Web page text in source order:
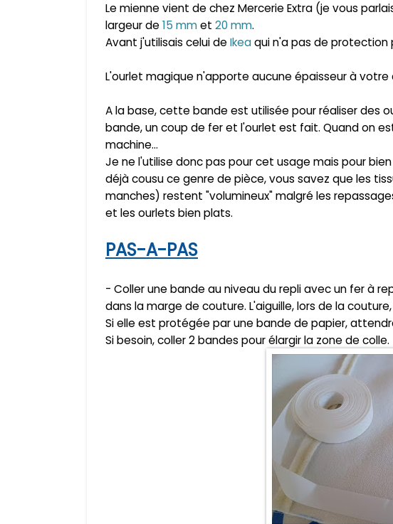
Le mienne vient de chez Mercerie Extra (je vous
largeur de15 mmet 20 mm.
Avant j'utilisais celui deIkeaqui n'a pas de protection
L'ourlet magique n'apporte aucune épaisseur à
A la base, cette bande est utilisée pour réaliser des
bande, un coup de fer et l'ourlet est fait. Quand on
machine...
Je ne l'utilise donc pas pour cet usage mais pour
déjà cousu ce genre de pièce, vous savez que les
manches) restent "volumineux" malgré les
et les ourlets bien plats.
PAS-A-PAS
- Coller une bande au niveau du repli avec un fer à
dans la marge de couture. L'aiguille, lors de la
Si elle est protégée par une bande de papier,
Si besoin, coller 2 bandes pour élargir la zone de colle.